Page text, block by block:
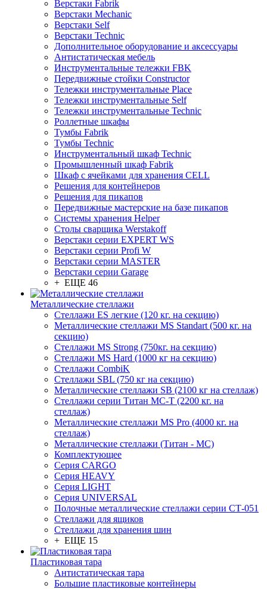
Верстаки Fabrik
Верстаки Mechanic
Верстаки Self
Верстаки Technic
Дополнительное оборудование и аксессуары
Антистатическая мебель
Инструментальные тележки FBK
Передвижные стойки Constructor
Тележки инструментальные Place
Тележки инструментальные Self
Тележки инструментальные Technic
Роллетные шкафы
Тумбы Fabrik
Тумбы Technic
Инструментальный шкаф Technic
Промышленный шкаф Fabrik
Шкаф с ячейками для хранения CELL
Решения для контейнеров
Решения для пикапов
Передвижные мастерские на базе пикапов
Системы хранения Helper
Столы сварщика Werstakoff
Верстаки серии EXPERT WS
Верстаки серии Profi W
Верстаки серии MASTER
Верстаки серии Garage
+ ЕЩЕ 46
Металлические стеллажи
Стеллажи ES легкие (120 кг. на секцию)
Металлические стеллажи MS Standart (500 кг. на
секцию)
Стеллажи MS Strong (750кг. на секцию)
Стеллажи MS Hard (1000 кг на секцию)
Стеллажи CombiK
Стеллажи SBL (750 кг на секцию)
Металлические стеллажи SB (2100 кг на стеллаж)
Стеллажи серии Титан МС-Т (2200 кг. на
стеллаж)
Металлические стеллажи MS Pro (4000 кг. на
стеллаж)
Металлические стеллажи (Титан - МС)
Комплектующее
Серия CARGO
Серия HEAVY
Серия LIGHT
Серия UNIVERSAL
Полочные металлические стеллажи серии СТ-051
Стеллажи для ящиков
Стеллажи для хранения шин
+ ЕЩЕ 15
Пластиковая тара
Антистатическая тара
Большие пластиковые контейнеры